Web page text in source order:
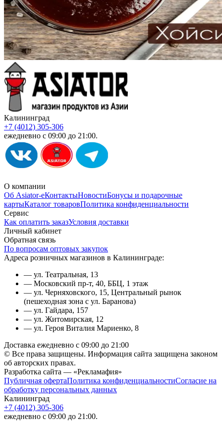
Калининград
+7 (4012) 305-306
ежедневно с 09:00 до 21:00.
О компании
Об Asiator-еКонтактыНовостиБонусы и подарочные
картыКаталог товаровПолитика конфиденциальности
Сервис
Как оплатить заказУсловия доставки
Личный кабинет
Обратная связь
По вопросам оптовых закупок
Адреса розничных магазинов в Калининграде:
— ул. Театральная, 13
— Московский пр-т, 40, ББЦ, 1 этаж
— ул. Черняховского, 15, Центральный рынок
(пешеходная зона с ул. Баранова)
— ул. Гайдара, 157
— ул. Житомирская, 12
— ул. Героя Виталия Мариенко, 8
Доставка ежедневно с 09:00 до 21:00
© Все права защищены. Информация сайта защищена законом
об авторских правах.
Разработка сайта — «Рекламафия»
Публичная офертаПолитика конфиденциальностиСогласие на
обработку персональных данных
Калининград
+7 (4012) 305-306
ежедневно с 09:00 до 21:00.